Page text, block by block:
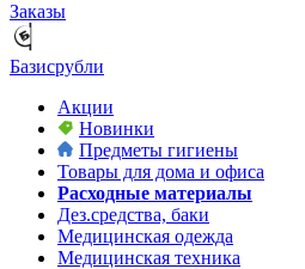
Заказы
Базисрубли
Акции
Новинки
Предметы гигиены
Товары для дома и офиса
Расходные материалы
Дез.средства, баки
Медицинская одежда
Медицинская техника